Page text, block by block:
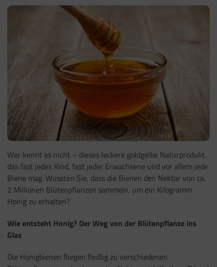
Wer kennt es nicht – dieses leckere goldgelbe Naturprodukt,
das fast jedes Kind, fast jeder Erwachsene und vor allem jede
Biene mag. Wussten Sie, dass die Bienen den Nektar von ca.
2 Millionen Blütenpflanzen sammeln, um ein Kilogramm
Honig zu erhalten?
Wie entsteht Honig? Der Weg von der Blütenpflanze ins
Glas
Die Honigbienen fliegen fleißig zu verschiedenen